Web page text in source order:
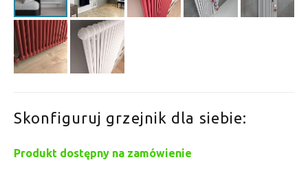
Skonfiguruj grzejnik dla siebie:
Produkt dostępny na zamówienie